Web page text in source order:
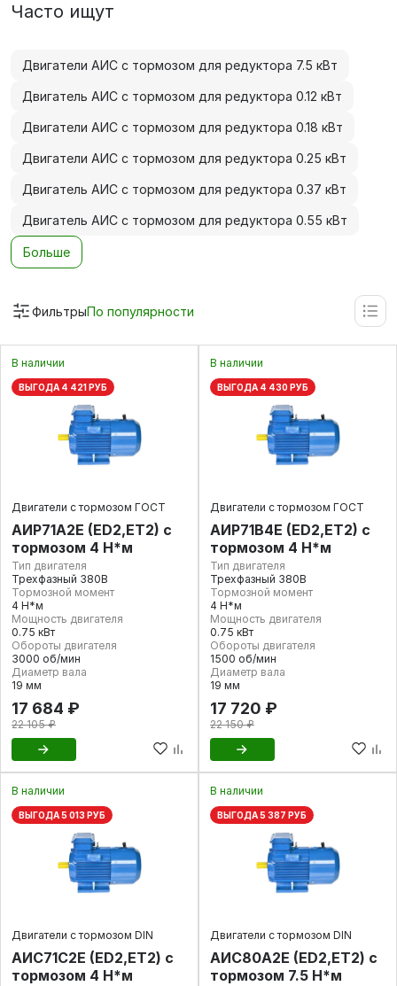
Часто ищут
Двигатели АИС с тормозом для редуктора 7.5 кВт
Двигатель АИС с тормозом для редуктора 0.12 кВт
Двигатели АИС с тормозом для редуктора 0.18 кВт
Двигатели АИС с тормозом для редуктора 0.25 кВт
Двигатель АИС с тормозом для редуктора 0.37 кВт
Двигатель АИС с тормозом для редуктора 0.55 кВт
Больше
ФильтрыПо популярности
В наличии
ВЫГОДА 4 421 РУБ
Двигатели с тормозом ГОСТ
АИР71А2E (ED2,ET2) с
тормозом 4 Н*м
Тип двигателя
Трехфазный 380В
Тормозной момент
4 Н*м
Мощность двигателя
0.75 кВт
Обороты двигателя
3000 об/мин
Диаметр вала
19 мм
17 684 ₽
22 105 ₽
В наличии
ВЫГОДА 4 430 РУБ
Двигатели с тормозом ГОСТ
АИР71В4E (ED2,ET2) с
тормозом 4 Н*м
Тип двигателя
Трехфазный 380В
Тормозной момент
4 Н*м
Мощность двигателя
0.75 кВт
Обороты двигателя
1500 об/мин
Диаметр вала
19 мм
17 720 ₽
22 150 ₽
В наличии
ВЫГОДА 5 013 РУБ
Двигатели с тормозом DIN
АИС71С2Е (ED2,ET2) с
тормозом 4 Н*м
В наличии
ВЫГОДА 5 387 РУБ
Двигатели с тормозом DIN
АИС80А2Е (ED2,ET2) с
тормозом 7.5 Н*м